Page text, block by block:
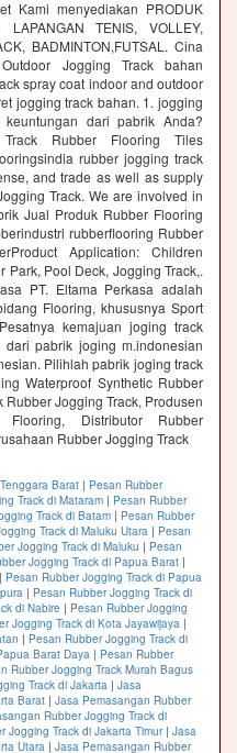
Kami menyediakan PRODUK
TENIS, VOLLEY,
BADMINTON,FUTSAL. Cina
Jogging Track bahan
spray coat indoor and outdoor
jogging track bahan. 1. jogging
dari pabrik Anda?
Rubber Flooring Tiles
rubber jogging track
and trade as well as supply
Track. We are involved in
Jual Produk Rubber Flooring
rubberflooring Rubber
Application: Children
Park, Pool Deck, Jogging Track,.
PT. Eltama Perkasa adalah
Flooring, khususnya Sport
kemajuan joging track
pabrik joging m.indonesian
Pilihlah pabrik joging track
Waterproof Synthetic Rubber
Jogging Track, Produsen
Distributor Rubber
Rubber Jogging Track
Barat | Pesan Rubber
Track di Mataram | Pesan Rubber
Track di Batam | Pesan Rubber
Track di Maluku Utara | Pesan
Jogging Track di Maluku | Pesan
Jogging Track di Papua Barat |
| Pesan Rubber Jogging Track di Papua
| Pesan Rubber Jogging Track di
di Nabire | Pesan Rubber Jogging
Jogging Track di Kota Jayawijaya |
| Pesan Rubber Jogging Track di
Barat Daya | Pesan Rubber
Rubber Jogging Track Murah Bagus
Track di Jakarta | Jasa
Barat | Jasa Pemasangan Rubber
Rubber Jogging Track di
Jogging Track di Jakarta Timur| Jasa
Utara | Jasa Pemasangan Rubber